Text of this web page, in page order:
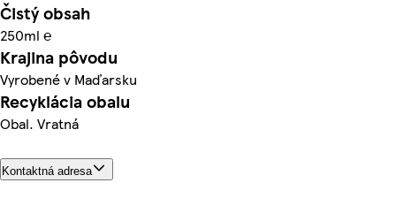
Čistý obsah
250ml ℮
Krajina pôvodu
Vyrobené v Maďarsku
Recyklácia obalu
Obal. Vratná
Kontaktná adresa